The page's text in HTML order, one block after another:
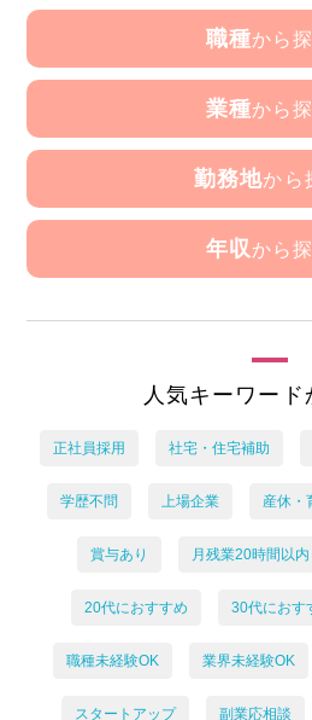
職種から
業種から
勤務地から
年収 から
人気キーワード
正社員採用 社宅・住宅補助
学歴不問 上場企業 産休・
賞与あり 月残業20時間以内
20代におすすめ 30代におす
職種未経験OK 業界未経験OK
スタートアップ 副業応相談